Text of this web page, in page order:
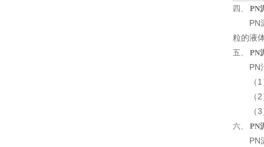
四、 PN
PN泥
粒的液
五、 PN
PN污
（1）
（2）
（3）
六、 PN
PN泥